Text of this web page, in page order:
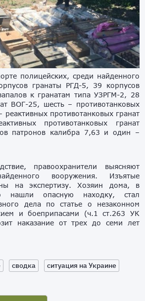
полицейских, среди найденного
гранаты РГД-5, 39 корпусов
к гранатам типа УЗРГМ-2, 28
ВОГ-25, шесть – противотанковых
противотанковых гранат
противотанковых гранат
патронов калибра 7,63 и один –
правоохранители выясняют
вооружения. Изъятые
на экспертизу. Хозяин дома, в
нашли опасную находку, стал
дела по статье о незаконном
и боеприпасами (ч.1 ст.263 УК
наказание от трех до семи лет
сводка
ситуация на Украине